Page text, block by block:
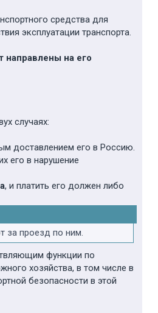
средства для
эксплуатации транспорта.
на его
случаях:
доставлением его в Россию.
его в нарушение
, и платить его должен либо
за проезд по ним.
функции по
хозяйства, в том числе в
безопасности в этой